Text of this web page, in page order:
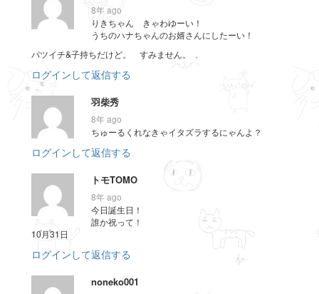
8年 ago
りきちゃん きゃわゆーい！
うちのハナちゃんのお婿さんにしたーい！
バツイチ&子持ちだけど。 すみません。
ログインして返信する
羽柴秀
8年 ago
ちゅーるくれなきゃイタズラするにゃんよ？
ログインして返信する
トモTOMO
8年 ago
今日誕生日！
誰か祝って！
10月31日
ログインして返信する
noneko001